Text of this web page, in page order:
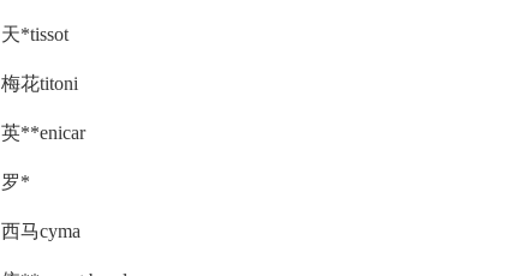
天*tissot
梅花titoni
英**enicar
罗*
西马cyma